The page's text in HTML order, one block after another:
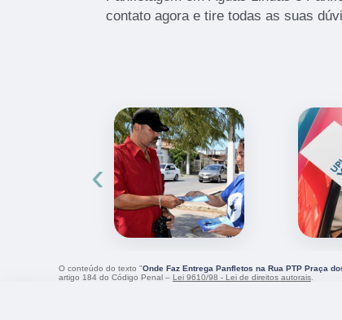
contato agora e tire todas as suas
‹
O conteúdo do texto "Onde Faz Entrega Panfletos na Rua PTP Praça
artigo 184 do Código Penal – Lei 9610/98 - Lei de direitos autorais